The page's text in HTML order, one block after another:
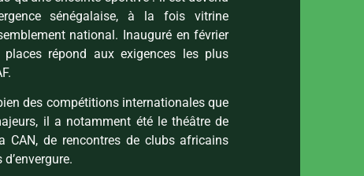
sénégalaise, à la fois vitrine
national. Inauguré en février
répond aux exigences les plus
des compétitions internationales que
il a notamment été le théâtre de
CAN, de rencontres de clubs africains